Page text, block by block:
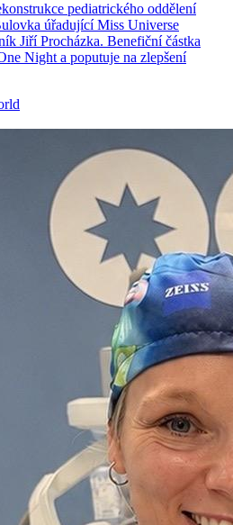
pediatrického oddělení
úřadující Miss Universe
Jiří Procházka. Benefiční částka
Night a poputuje na zlepšení